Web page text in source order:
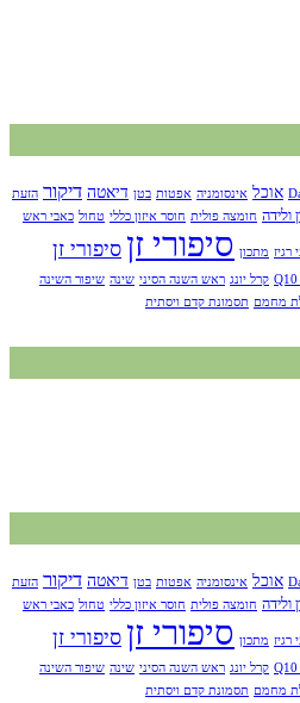
אוכל אינסומניה אפטות בטן דיאטה דיקור הזעת
ולידה חומצה פולית חוסר איזון כללי טחול כאבי ראש
רגיז מתכון סיפורי זן סיפורי זן
קרל יונג ראש השנה הסיני שינה שיפור השינה
מחמם תסמונת קדם ויסתית
אוכל אינסומניה אפטות בטן דיאטה דיקור הזעת
ולידה חומצה פולית חוסר איזון כללי טחול כאבי ראש
רגיז מתכון סיפורי זן סיפורי זן
קרל יונג ראש השנה הסיני שינה שיפור השינה
מחמם תסמונת קדם ויסתית